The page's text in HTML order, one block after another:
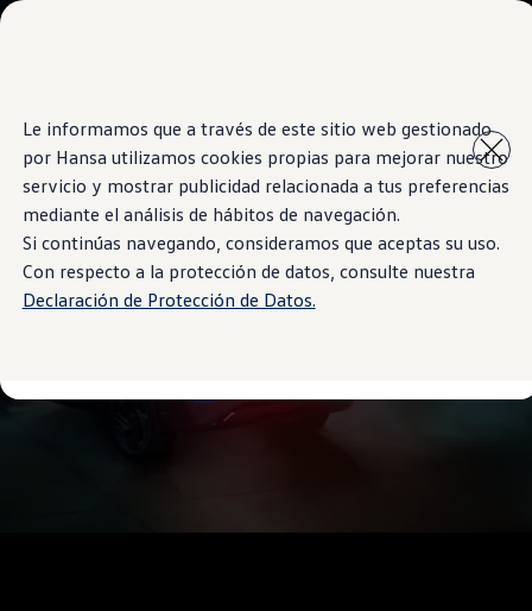
Le informamos que a través de este sitio web gestionado
por Hansa utilizamos cookies propias para mejorar nuestro
servicio y mostrar publicidad relacionada a tus preferencias
mediante el análisis de hábitos de navegación.
Si continúas navegando, consideramos que aceptas su uso.
Con respecto a la protección de datos, consulte nuestra
Declaración de Protección de Datos.
contenido
principal
a pie
de
página
Test Drive
Contáctenos
Marca y Experiencia
Volkswagen Bolivia
Espacio Exclusivo para Prensa
Latin NCAP
Tengo un Volkswagen
Manuales Volkswagen
Takata airbag recall campaign